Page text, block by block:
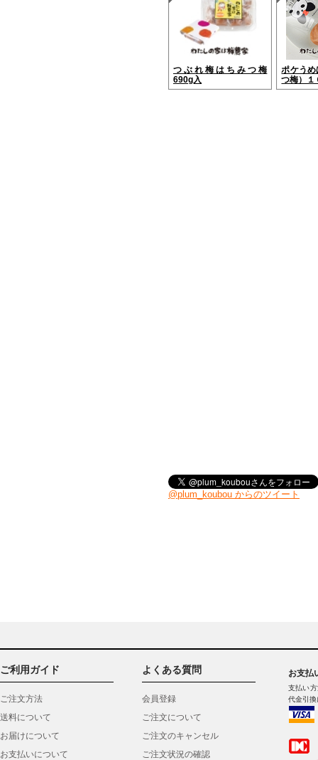
つぶれ梅はちみつ梅
690g入
ポケうめ
つ梅）１
@plum_koubou からのツイート
ご利用ガイド
ご注文方法
送料について
お届けについて
お支払いについて
よくある質問
会員登録
ご注文について
ご注文のキャンセル
ご注文状況の確認
お支払
支払い
代金引